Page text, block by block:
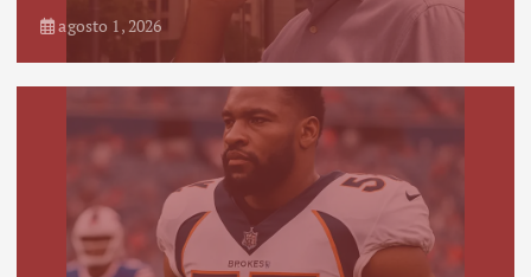
agosto 1, 2026